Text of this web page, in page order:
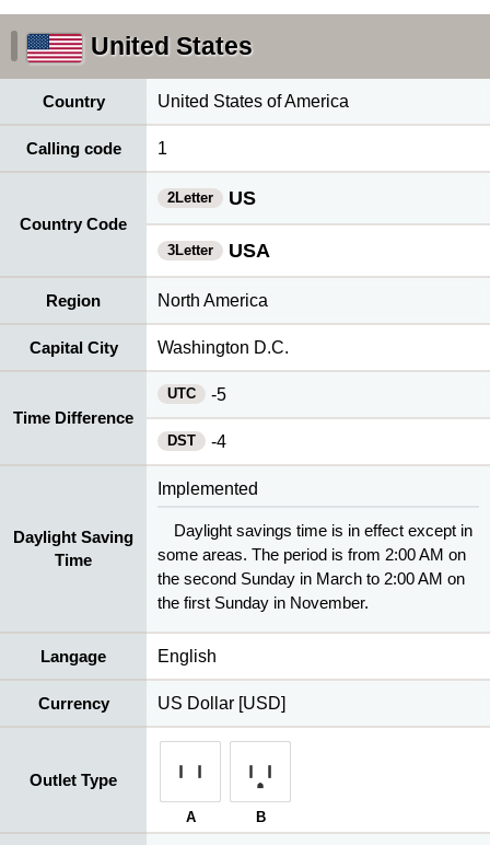
United States
Country United States of America
Calling code 1
Country Code
2Letter US
3Letter USA
Region North America
Capital City Washington D.C.
Time Difference
UTC -5
DST -4
Daylight Saving
Time
Implemented
Daylight savings time is in effect except in
some areas. The period is from 2:00 AM on
the second Sunday in March to 2:00 AM on
the first Sunday in November.
Langage English
Currency US Dollar [USD]
Outlet Type
A B